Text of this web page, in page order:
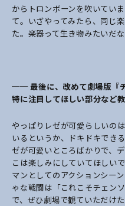
からトロンボーンを吹いてい
て。いざやってみたら、同じ
た。楽器って生き物みたいだ
── 最後に、改めて劇場版『
特に注目してほしい部分など教
やっぱりレゼが可愛らしいの
いるというか、ドキドキでき
ゼが可愛いところばかりで、
こは楽しみにしていてほしい
マンとしてのアクションシー
ゃな戦闘は「これこそチェン
で、ぜひ劇場で観ていただけた